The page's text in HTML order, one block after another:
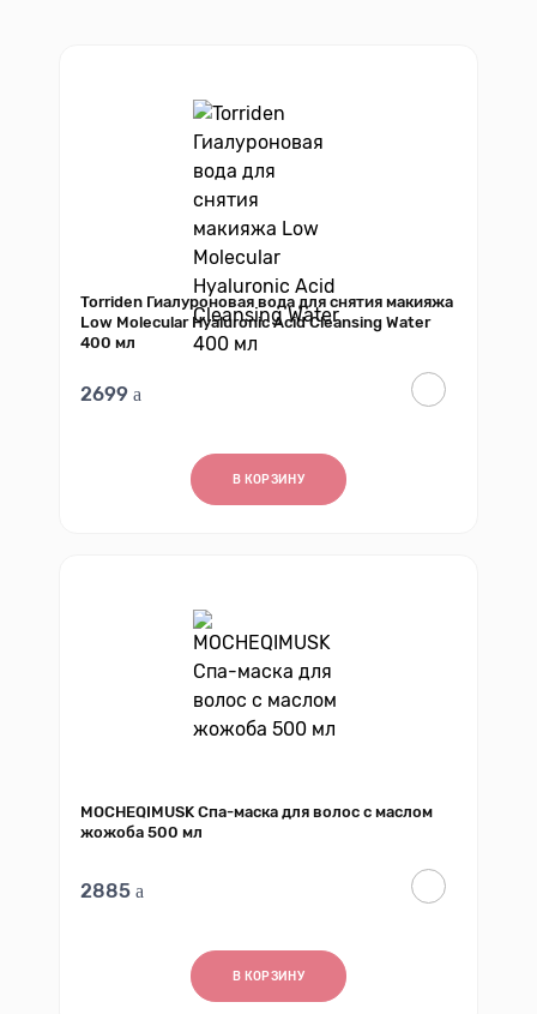
Torriden Гиалуроновая вода для снятия макияжа
Low Molecular Hyaluronic Acid Cleansing Water
400 мл
2699
В КОРЗИНУ
MOCHEQIMUSK Спа-маска для волос с маслом
жожоба 500 мл
2885
В КОРЗИНУ